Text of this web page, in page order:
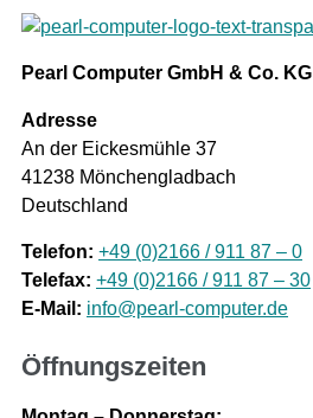
Pearl Computer GmbH & Co. KG
Adresse
An der Eickesmühle 37
41238 Mönchengladbach
Deutschland
Telefon: +49 (0)2166 / 911 87 – 0
Telefax: +49 (0)2166 / 911 87 – 30
E-Mail: info@pearl-computer.de
Öffnungszeiten